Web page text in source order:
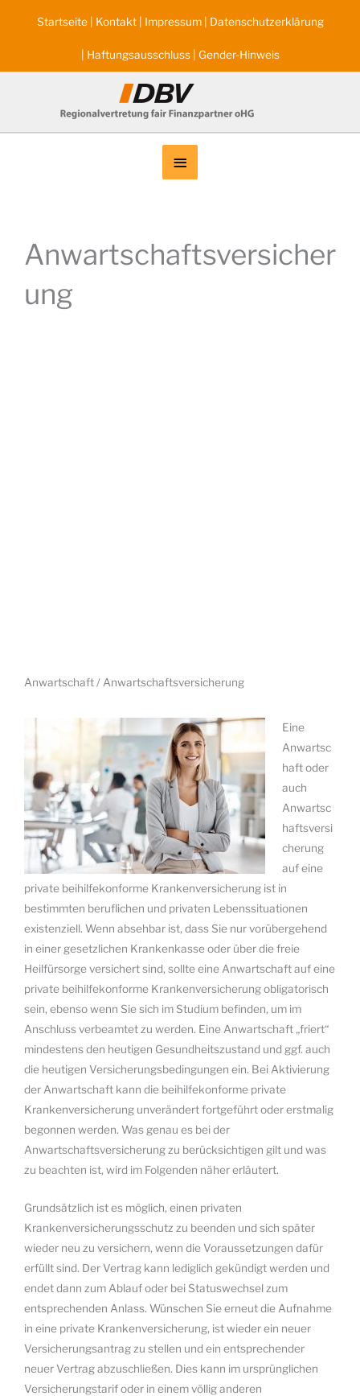
Startseite| Kontakt| Impressum| Datenschutzerklärung
Haftungsausschluss| Gender-Hinweis
Below
Header
Anwartschaftsversicher
ung
Anwartschaft / Anwartschaftsversicherung
Eine
Anwartsc
haft oder
auch
Anwartsc
haftsversi
cherung
auf eine
private beihilfekonforme Krankenversicherung ist in
bestimmten beruflichen und privaten Lebenssituationen
existenziell. Wenn absehbar ist, dass Sie nur vorübergehend
in einer gesetzlichen Krankenkasse oder über die freie
Heilfürsorge versichert sind, sollte eine Anwartschaft auf eine
private beihilfekonforme Krankenversicherung obligatorisch
sein, ebenso wenn Sie sich im Studium befinden, um im
Anschluss verbeamtet zu werden. Eine Anwartschaft „friert“
mindestens den heutigen Gesundheitszustand und ggf. auch
die heutigen Versicherungsbedingungen ein. Bei Aktivierung
der Anwartschaft kann die beihilfekonforme private
Krankenversicherung unverändert fortgeführt oder erstmalig
begonnen werden. Was genau es bei der
Anwartschaftsversicherung zu berücksichtigen gilt und was
zu beachten ist, wird im Folgenden näher erläutert.
Grundsätzlich ist es möglich, einen privaten
Krankenversicherungsschutz zu beenden und sich später
wieder neu zu versichern, wenn die Voraussetzungen dafür
erfüllt sind. Der Vertrag kann lediglich gekündigt werden und
endet dann zum Ablauf oder bei Statuswechsel zum
entsprechenden Anlass. Wünschen Sie erneut die Aufnahme
in eine private Krankenversicherung, ist wieder ein neuer
Versicherungsantrag zu stellen und ein entsprechender
neuer Vertrag abzuschließen. Dies kann im ursprünglichen
Versicherungstarif oder in einem völlig anderen